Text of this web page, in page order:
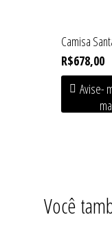
Camisa
R$678,00
Avise-
Você